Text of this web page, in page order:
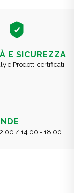
E SICUREZZA
e Prodotti certificati
/ 14.00 - 18.00